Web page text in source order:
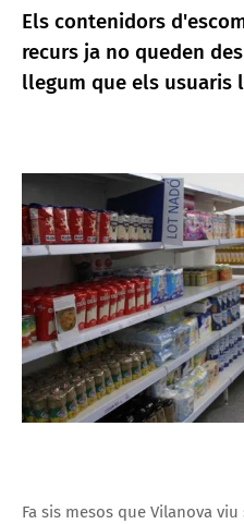
Els contenidors
recurs ja no queden
llegum que els usuaris
Fa sis mesos que Vilanova